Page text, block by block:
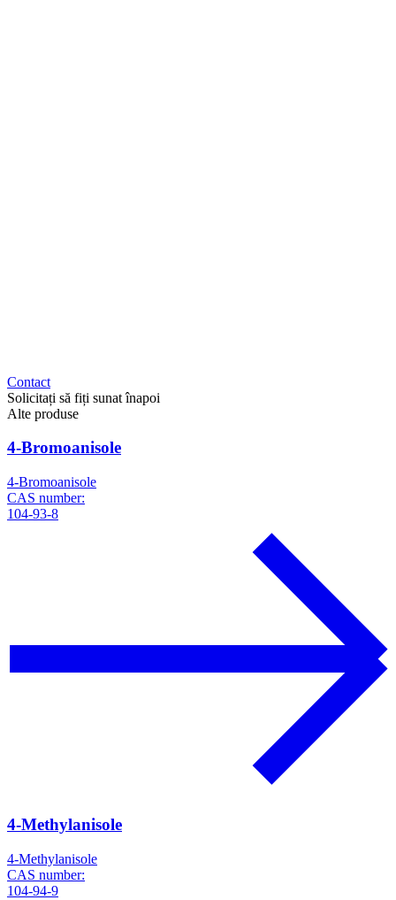
Contact
Solicitați să fiți sunat înapoi
Alte produse
4-Bromoanisole
4-Bromoanisole
CAS number:
104-93-8
4-Methylanisole
4-Methylanisole
CAS number:
104-94-9